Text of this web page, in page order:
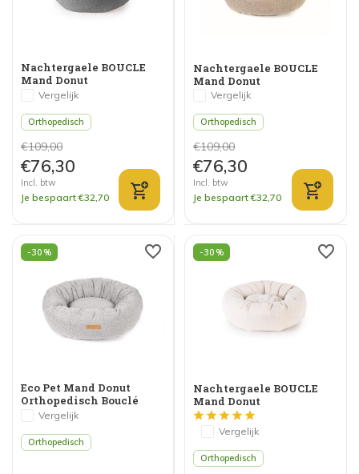
Nachtergaele BOUCLE
Mand Donut
Orthopedisch
Donkergrijs
Vergelijk
Orthopedisch
€109,00
€76,30
Incl. btw
Je bespaart €32,70
Nachtergaele BOUCLE
Mand Donut
Orthopedisch Taupe
Vergelijk
Orthopedisch
€109,00
€76,30
Incl. btw
Je bespaart €32,70
-30%
Eco Pet Mand Donut
Orthopedisch Bouclé
Lichtgrijs
Vergelijk
Orthopedisch
-30%
Nachtergaele BOUCLE
Mand Donut
Orthopedisch Beige
Vergelijk
Orthopedisch